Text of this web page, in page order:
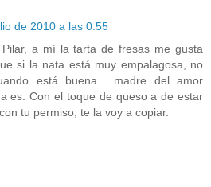
de 2010 a las 0:55
Pilar, a mí la tarta de fresas me gusta
si la nata está muy empalagosa, no
está buena... madre del amor
es. Con el toque de queso a de estar
tu permiso, te la voy a copiar.